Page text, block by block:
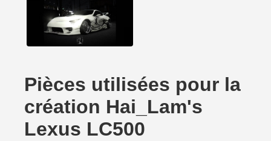
Pièces utilisées pour la
création Hai_Lam's
Lexus LC500